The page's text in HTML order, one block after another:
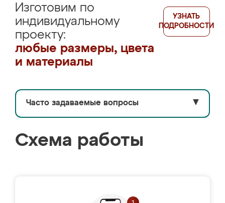
Изготовим по
индивидуальному
проекту:
любые размеры, цвета
и материалы
УЗНАТЬ
ПОДРОБНОСТИ
Часто задаваемые вопросы ▼
Схема работы